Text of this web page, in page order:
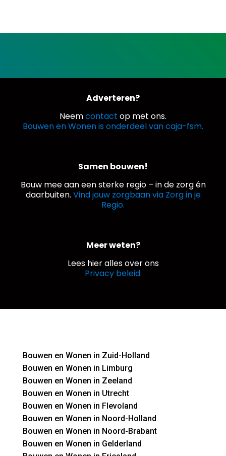
Adverteren?
Neemcontact op met ons.
Bouwen en Wonen is onderdeel van caja-fsm.
Samen bouwen!
Bouw mee aan een sterke regio – in de zorg én
daarbuiten. Vind jouw zorgbaan via Zorg in je
Regio.
Meer weten?
Lees hier alles over ons
Privacy beleid.
Bouwen en Wonen in Zuid-Holland
Bouwen en Wonen in Limburg
Bouwen en Wonen in Zeeland
Bouwen en Wonen in Utrecht
Bouwen en Wonen in Flevoland
Bouwen en Wonen in Noord-Holland
Bouwen en Wonen in Noord-Brabant
Bouwen en Wonen in Gelderland